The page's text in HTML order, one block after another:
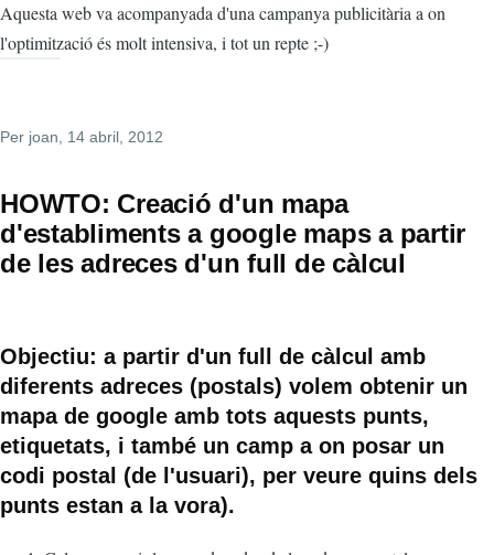
Aquesta web va acompanyada d'una campanya publicitària a on
l'optimització és molt intensiva, i tot un repte ;-)
Per joan, 14 abril, 2012
HOWTO: Creació d'un mapa
d'establiments a google maps a partir
de les adreces d'un full de càlcul
Objectiu: a partir d'un full de càlcul amb
diferents adreces (postals) volem obtenir un
mapa de google amb tots aquests punts,
etiquetats, i també un camp a on posar un
codi postal (de l'usuari), per veure quins dels
punts estan a la vora).